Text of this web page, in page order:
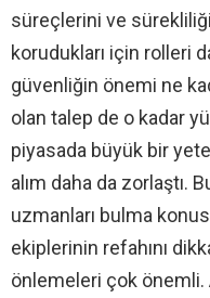
süreçlerini ve
korudukları için rolleri
güvenliğin önemi ne
olan talep de o kadar
piyasada büyük bir
alım daha da zorlaştı.
uzmanları bulma
ekiplerinin refahını
önlemeleri çok önemli.